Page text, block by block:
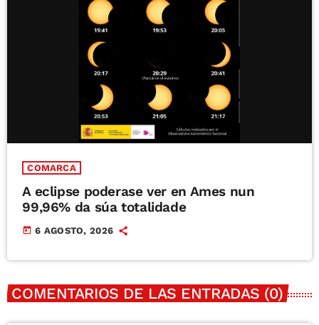
COMARCA
A eclipse poderase ver en Ames nun
99,96% da súa totalidade
today 6 AGOSTO, 2026
COMENTARIOS DE LAS ENTRADAS (0)